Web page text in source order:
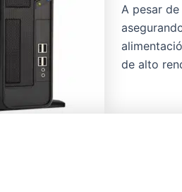
A pesar
de alto